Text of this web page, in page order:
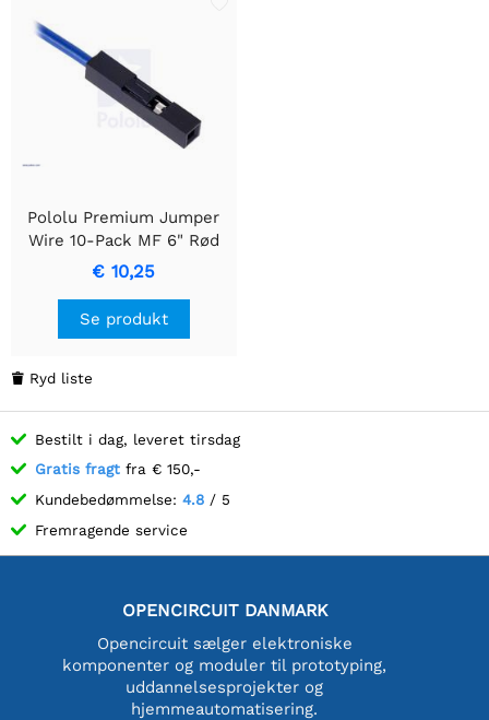
Pololu Premium Jumper
Wire 10-Pack MF 6" Rød
€ 10,25
Se produkt
 Ryd liste
Bestilt i dag, leveret tirsdag
Gratis fragt fra € 150,-
Kundebedømmelse: 4.8 / 5
Fremragende service
OPENCIRCUIT DANMARK
Opencircuit sælger elektroniske
komponenter og moduler til prototyping,
uddannelsesprojekter og
hjemmeautomatisering.